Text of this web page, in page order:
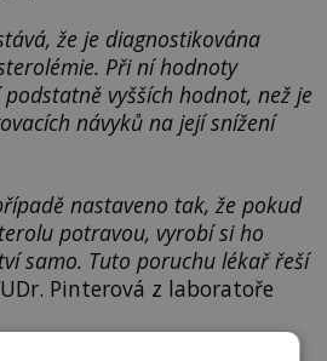
že je diagnostikována
Při ní hodnoty
vyšších hodnot, než je
návyků na její snížení
nastaveno tak, že pokud
potravou, vyrobí si ho
samo. Tuto poruchu lékař řeší
Pinterová z laboratoře